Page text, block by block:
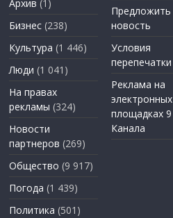
Архив (1)
Бизнес (238)
Культура (1 446)
Люди (1 041)
На правах
рекламы (324)
Новости
партнеров (269)
Общество (9 917)
Погода (1 439)
Политика (501)
Предложить
новость
Условия
перепечатки
Реклама на
электронных
площадках 9
Канала